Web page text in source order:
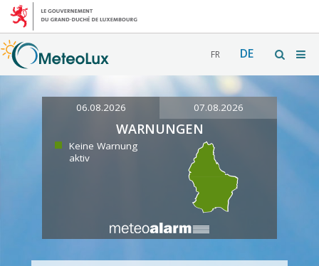
FR DE
06.08.2026 07.08.2026
WARNUNGEN
Keine Warnung
aktiv